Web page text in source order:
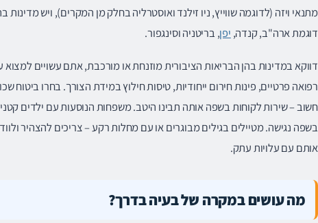
מתנאי ויזה (לדוגמה שווייץ, ניו זילנד ואוסטרליה בחלק מן המקרים), ויש
דוגמת ארה"ב, קנדה, יפן, בריטניה וסינגפור.
דווקא במדינות בהן הבריאות הציבורית מוזנחת או מורכבת, אתם עשויים למצוא
רפואה פרטיים, פינות חירום ייחודיות, טיסות חילוץ במידת הצורך. בחרו ביטוח
בשפה נגישה. מטיילים בגילים מבוגרים או עם מחלות רקע – צריכים להצהיר
אותם עם עלויות עתק.
מה עושים במקרה של בעיה בדרך?